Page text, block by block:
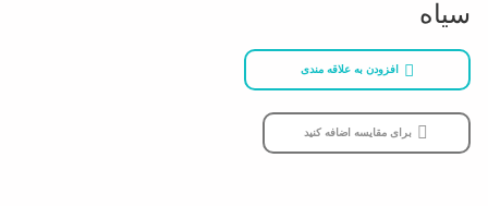
سیاه
افزودن به علاقه مندی
برای مقایسه اضافه کنید